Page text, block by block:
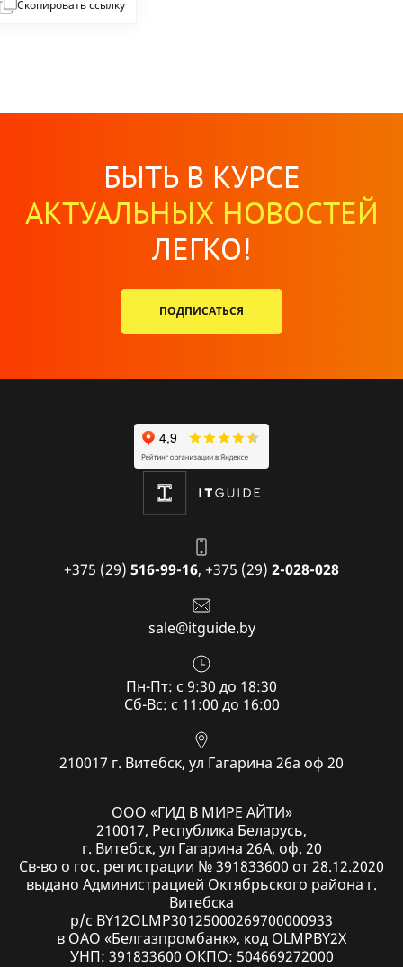
Скопировать ссылку
БЫТЬ В КУРСЕ
АКТУАЛЬНЫХ НОВОСТЕЙ
ЛЕГКО!
ПОДПИСАТЬСЯ
+375 (29) 516-99-16, +375 (29) 2-028-028
sale@itguide.by
Пн-Пт: с 9:30 до 18:30
Cб-Вс: с 11:00 до 16:00
210017 г. Витебск, ул Гагарина 26а оф 20
ООО «ГИД В МИРЕ АЙТИ»
210017, Республика Беларусь,
г. Витебск, ул Гагарина 26А, оф. 20
Св-во о гос. регистрации № 391833600 от 28.12.2020
выдано Администрацией Октябрьского района г.
Витебска
р/с BY12OLMP30125000269700000933
в ОАО «Белгазпромбанк», код OLMPBY2X
УНП: 391833600 ОКПО: 504669272000